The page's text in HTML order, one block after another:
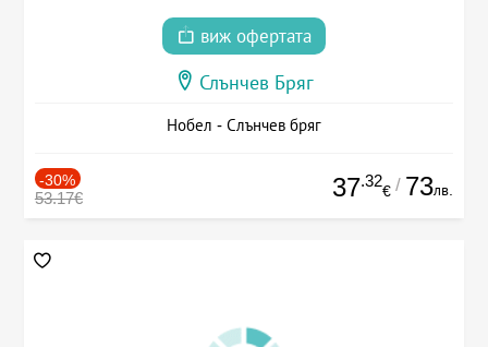
виж офертата
Слънчев Бряг
Нобел - Слънчев бряг
-30%
53.17€ 37.32
€ / 73лв.